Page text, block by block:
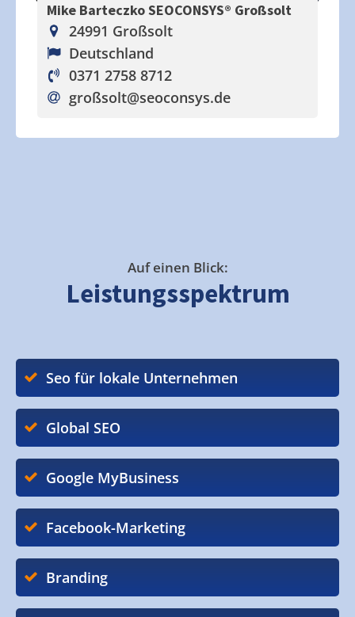
Mike Barteczko SEOCONSYS® Großsolt
24991 Großsolt
Deutschland
0371 2758 8712
großsolt@seoconsys.de
Auf einen Blick:
Leistungsspektrum
Seo für lokale Unternehmen
Global SEO
Google MyBusiness
Facebook-Marketing
Branding